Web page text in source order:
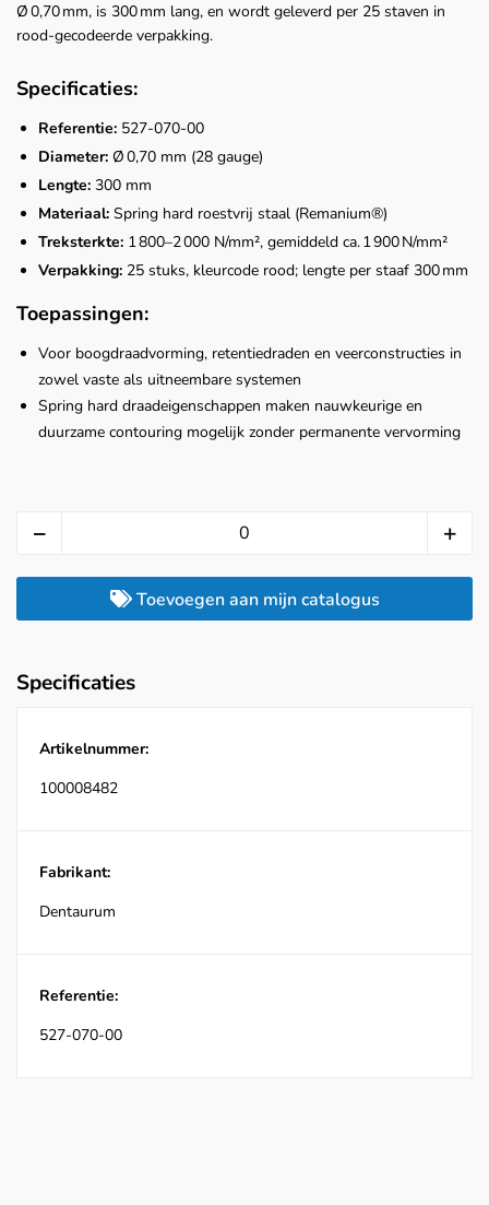
Ø 0,70 mm, is 300 mm lang, en wordt geleverd per 25 staven in
rood-gecodeerde verpakking.
Specificaties:
Referentie: 527‑070‑00
Diameter: Ø 0,70 mm (28 gauge)
Lengte: 300 mm
Materiaal: Spring hard roestvrij staal (Remanium®)
Treksterkte: 1 800–2 000 N/mm², gemiddeld ca. 1 900 N/mm²
Verpakking: 25 stuks, kleurcode rood; lengte per staaf 300 mm
Toepassingen:
Voor boogdraadvorming, retentiedraden en veerconstructies in
zowel vaste als uitneembare systemen
Spring hard draadeigenschappen maken nauwkeurige en
duurzame contouring mogelijk zonder permanente vervorming
Toevoegen aan mijn catalogus
Specificaties
Artikelnummer:
100008482
Fabrikant:
Dentaurum
Referentie:
527-070-00